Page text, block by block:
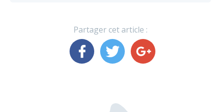
Partager cet article :